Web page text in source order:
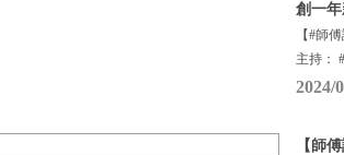
創一
【#師
主持：
2024/
【師